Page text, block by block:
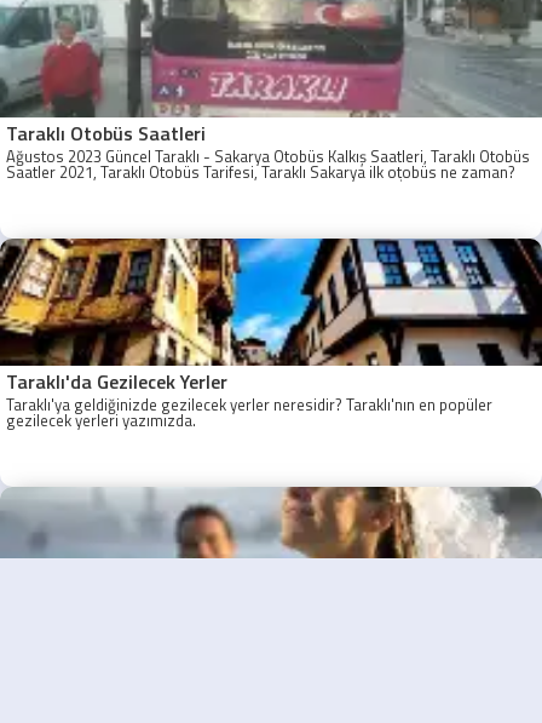
Taraklı Otobüs Saatleri
Ağustos 2023 Güncel Taraklı - Sakarya Otobüs Kalkış Saatleri, Taraklı Otobüs
Saatler 2021, Taraklı Otobüs Tarifesi, Taraklı Sakarya ilk otobüs ne zaman?
Taraklı - Sakarya Son Otobüs Ne zaman? Sakarya Taraklı İlk Otobüs Ne
Taraklı'da Gezilecek Yerler
Taraklı'ya geldiğinizde gezilecek yerler neresidir? Taraklı'nın en popüler
gezilecek yerleri yazımızda.